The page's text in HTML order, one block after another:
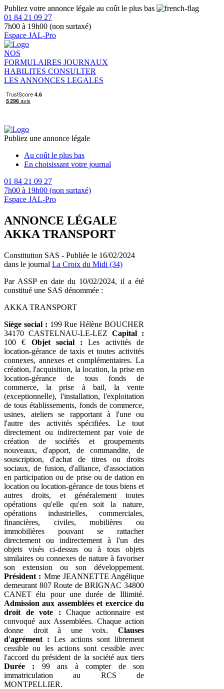
Publiez votre annonce légale au coût le plus bas
01 84 21 09 27
7h00 à 19h00 (non surtaxé)
Espace JAL-Pro
NOS
FORMULAIRES JOURNAUX
HABILITES CONSULTER
LES ANNONCES LEGALES
Publiez une annonce légale
Au coût le plus bas
En choisissant votre journal
01 84 21 09 27
7h00 à 19h00 (non surtaxé)
Espace JAL-Pro
ANNONCE LÉGALE
AKKA TRANSPORT
Constitution SAS - Publiée le 16/02/2024
dans le journal La Croix du Midi (34)
Par ASSP en date du 10/02/2024, il a été
constitué une SAS dénommée :
AKKA TRANSPORT
Siège social : 199 Rue Hélène BOUCHER
34170 CASTELNAU-LE-LEZ Capital :
100 € Objet social : Les activités de
location-gérance de taxis et toutes activités
connexes, annexes et complémentaires. La
création, l'acquisition, la location, la prise en
location-gérance de tous fonds de
commerce, la prise à bail, la vente
(exceptionnelle), l'installation, l'exploitation
de tous établissements, fonds de commerce,
usines, ateliers se rapportant à l'une ou
l'autre des activités spécifiées. Le tout
directement ou indirectement par voie de
création de sociétés et groupements
nouveaux, d'apport, de commandite, de
souscription, d'achat de titres ou droits
sociaux, de fusion, d'alliance, d'association
en participation ou de prise ou de dation en
location ou location-gérance de tous biens et
autres droits, et généralement toutes
opérations qu'elle qu'en soit la nature,
opérations industrielles, commerciales,
financières, civiles, mobilières ou
immobilières pouvant se rattacher
directement ou indirectement à l'un des
objets visés ci-dessus ou à tous objets
similaires ou connexes de nature à favoriser
son extension ou son développement.
Président : Mme JEANNETTE Angélique
demeurant 807 Route de BRIGNAC 34800
CANET élu pour une durée de Illimité.
Admission aux assemblées et exercice du
droit de vote : Chaque actionnaire est
convoqué aux Assemblées. Chaque action
donne droit à une voix. Clauses
d'agrément : Les actions sont librement
cessible ou les actions sont cessible avec
l'accord du président de la société aux tiers
Durée : 99 ans à compter de son
immatriculation au RCS de
MONTPELLIER.